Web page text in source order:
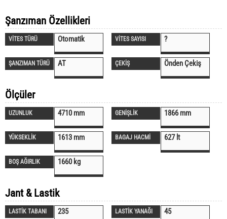
Şanzıman Özellikleri
VİTES TÜRÜ Otomatik VİTES SAYISI ?
ŞANZIMAN TÜRÜ AT ÇEKİŞ Önden Çekiş
Ölçüler
UZUNLUK 4710 mm GENİŞLİK 1866 mm
YÜKSEKLİK 1613 mm BAGAJ HACMİ 627 lt
BOŞ AĞIRLIK 1660 kg
Jant & Lastik
LASTİK TABANI 235 LASTİK YANAĞI 45